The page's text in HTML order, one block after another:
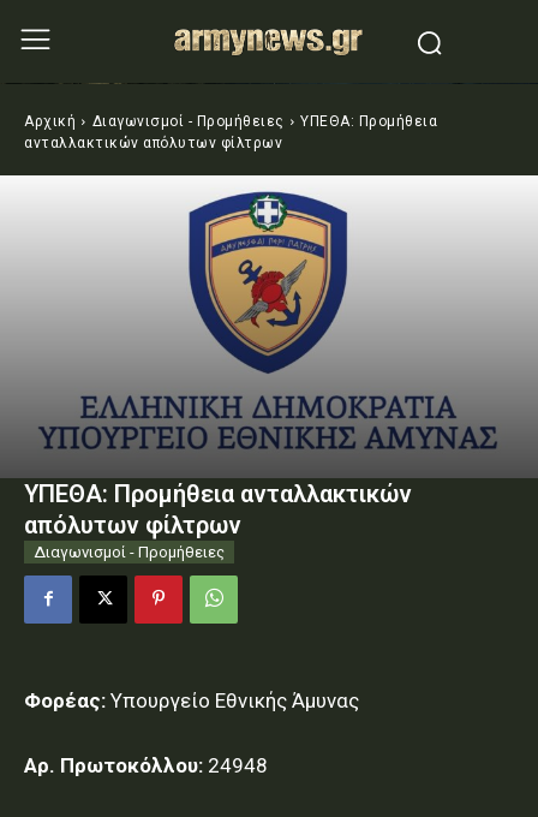
Αρχική Διαγωνισμοί - Προμήθειες
ΥΠΕΘΑ: Προμήθεια
ανταλλακτικών απόλυτων φίλτρων
ΥΠΕΘΑ: Προμήθεια ανταλλακτικών
απόλυτων φίλτρων
Διαγωνισμοί - Προμήθειες
Φορέας: Υπουργείο Εθνικής Άμυνας
Αρ. Πρωτοκόλλου: 24948